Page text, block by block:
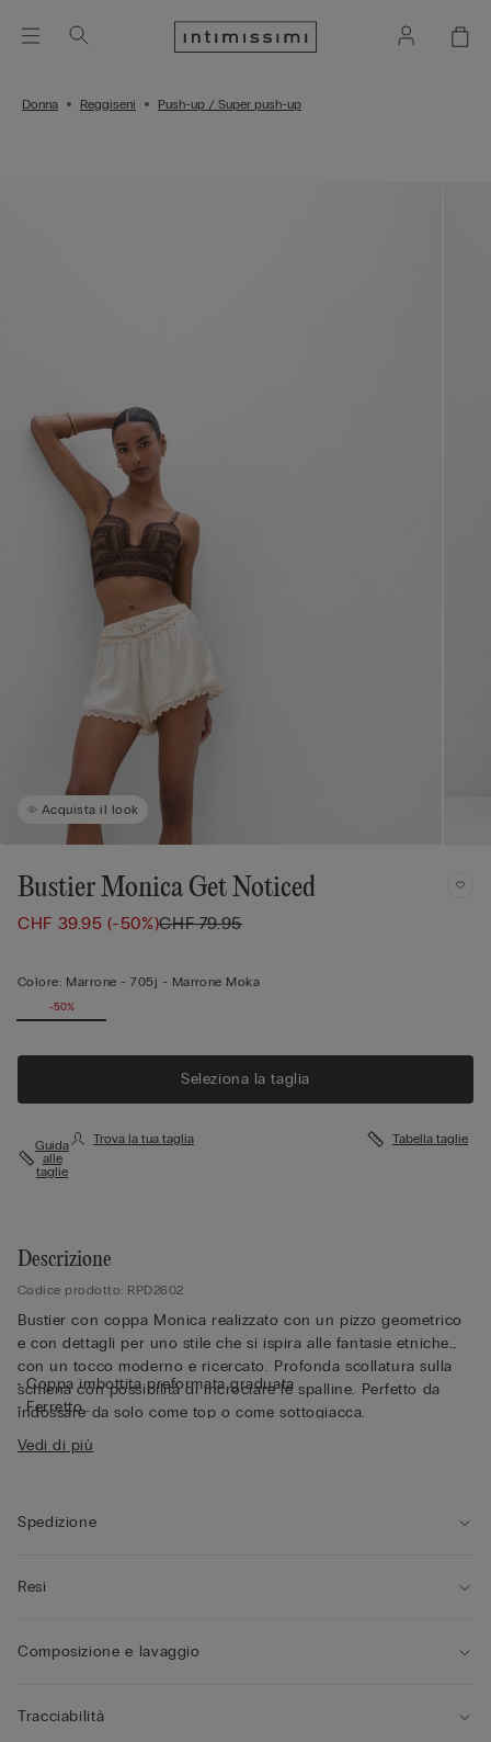
Donna Reggiseni Push-up / Super push-up
Acquista il look
Bustier Monica Get Noticed
CHF 39.95(-50%)CHF 79.95
Colore: Marrone -705j - Marrone Moka
-50%
Seleziona la taglia
Guida
alle
taglie
Trova la tua taglia Tabella taglie
Descrizione
Codice prodotto: RPD2602
Bustier con coppa Monica realizzato con un pizzo geometrico
e con dettagli per uno stile che si ispira alle fantasie etniche
con un tocco moderno e ricercato. Profonda scollatura sulla
schiena con possibilità di incrociare le spalline. Perfetto da
indossare da solo come top o come sottogiacca.
• Coppa imbottita preformata graduata
• Ferretto
• Girotorace interamente doppiato in tulle
• La modella è alta 175 cm e indossa la taglia 2B / 75B / 34B /
Vedi di più
Spedizione
Resi
Composizione e lavaggio
Tracciabilità